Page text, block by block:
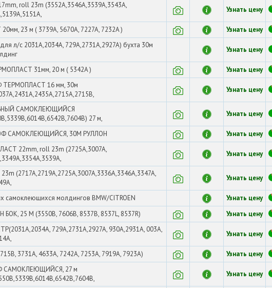
roll 23m (3552A,3546A,3539A,3543A,
Узнать цену
23 м ( 3739A, 5670A, 7227A, 7232A ) Узнать цену
л/с 2031A,2034A, 729A,2731A,2927A) бухта 30м
Узнать цену
31мм, 20 м ( 5342A ) Узнать цену
16 мм, 30м
Узнать цену
САМОКЛЕЮЩИЙСЯ
27 м,
Узнать цену
САМОКЛЕЮЩИЙСЯ, 30М РУЛЛОН Узнать цену
22mm, roll 23m (2725A,3007A,
Узнать цену
Узнать цену
самоклеющихся молдингов BMW/CITROEN Узнать цену
25 М (3550B, 7606B, 8537B, 8537L, 8537R) Узнать цену
729A,2731A,2927A, 930A,2931A, 003A,
Узнать цену
3731A, 4633A, 7242A, 7253A, 7919A, 7923A) Узнать цену
САМОКЛЕЮЩИЙСЯ, 27 м
Узнать цену